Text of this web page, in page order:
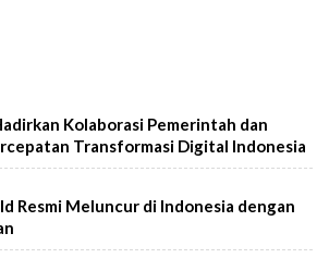
Kolaborasi Pemerintah dan
Transformasi Digital Indonesia
Resmi Meluncur di Indonesia dengan